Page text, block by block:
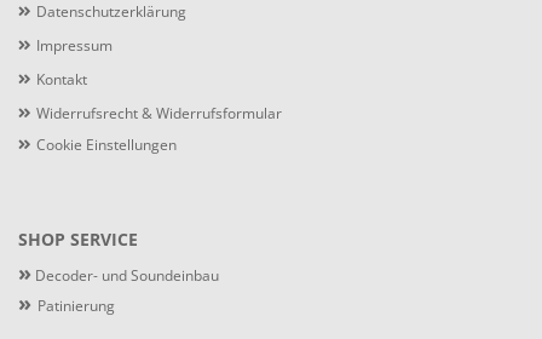
Datenschutzerklärung
Impressum
Kontakt
Widerrufsrecht & Widerrufsformular
Cookie Einstellungen
SHOP SERVICE
» Decoder- und Soundeinbau
» Patinierung